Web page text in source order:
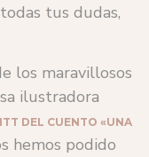
tus dudas,
los maravillosos
ilustradora
DEL CUENTO «UNA
hemos podido